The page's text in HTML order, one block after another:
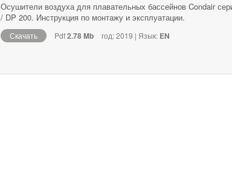
Осушители воздуха для плавательных бассейнов Condair
/ DP 200. Инструкция по монтажу и эксплуатации.
Скачать Pdf2.78 Mb год: 2019 | Язык: EN